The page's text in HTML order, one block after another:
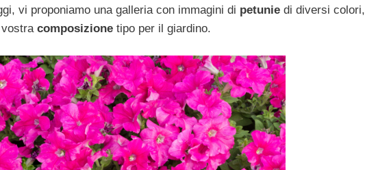
vi proponiamo una galleria con immagini di petuniedi diversi colori,
composizionetipo per il giardino.